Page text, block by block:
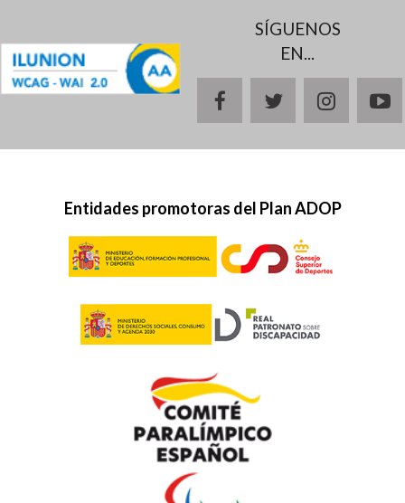
SÍGUENOS
EN...
facebooktwitter
Entidades promotoras del Plan ADOP